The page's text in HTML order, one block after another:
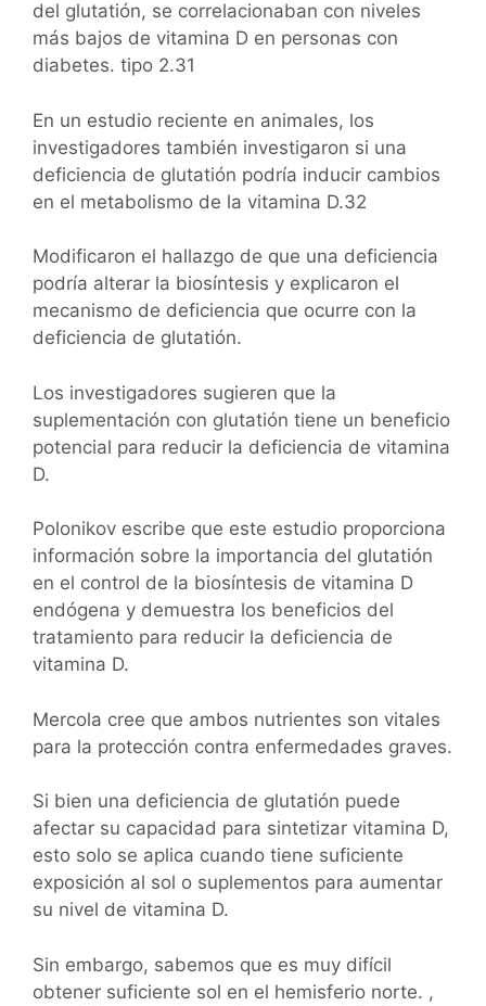
del glutatión, se correlacionaban con niveles
más bajos de vitamina D en personas con
diabetes. tipo 2.31
En un estudio reciente en animales, los
investigadores también investigaron si una
deficiencia de glutatión podría inducir cambios
en el metabolismo de la vitamina D.32
Modificaron el hallazgo de que una deficiencia
podría alterar la biosíntesis y explicaron el
mecanismo de deficiencia que ocurre con la
deficiencia de glutatión.
Los investigadores sugieren que la
suplementación con glutatión tiene un beneficio
potencial para reducir la deficiencia de vitamina
D.
Polonikov escribe que este estudio proporciona
información sobre la importancia del glutatión
en el control de la biosíntesis de vitamina D
endógena y demuestra los beneficios del
tratamiento para reducir la deficiencia de
vitamina D.
Mercola cree que ambos nutrientes son vitales
para la protección contra enfermedades graves.
Si bien una deficiencia de glutatión puede
afectar su capacidad para sintetizar vitamina D,
esto solo se aplica cuando tiene suficiente
exposición al sol o suplementos para aumentar
su nivel de vitamina D.
Sin embargo, sabemos que es muy difícil
obtener suficiente sol en el hemisferio norte. ,